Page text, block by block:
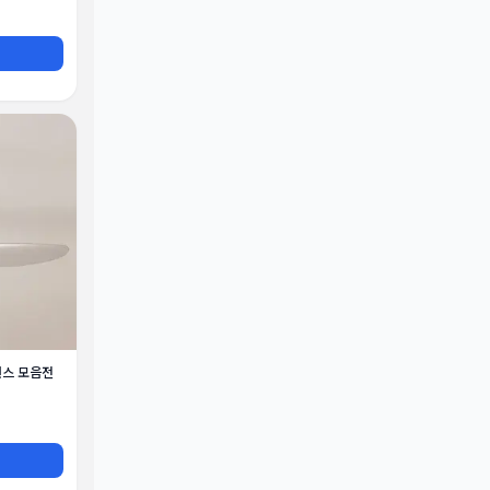
모음전